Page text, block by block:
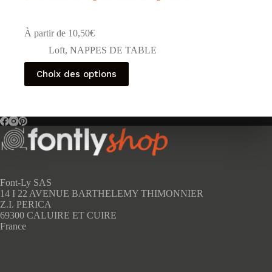
À partir de 10,50€
Loft, NAPPES DE TABLE
Choix des options
Ce
produit
a
Les
options
peuvent
être
la
page
du
produit
Font-Ly SAS
14 I 22 AVENUE BARTHELEMY THIMONNIER
Z.I. PERICA
69300 CALUIRE ET CUIRE
France